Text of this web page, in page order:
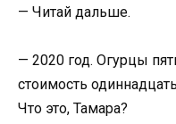
— Читай дальше.
— 2020 год. Огурцы
стоимость
Что это, Тамара?